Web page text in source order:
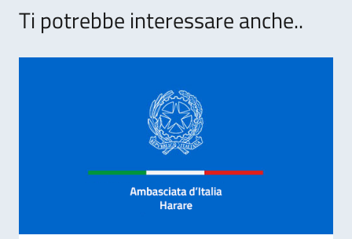
Ti potrebbe interessare anche..